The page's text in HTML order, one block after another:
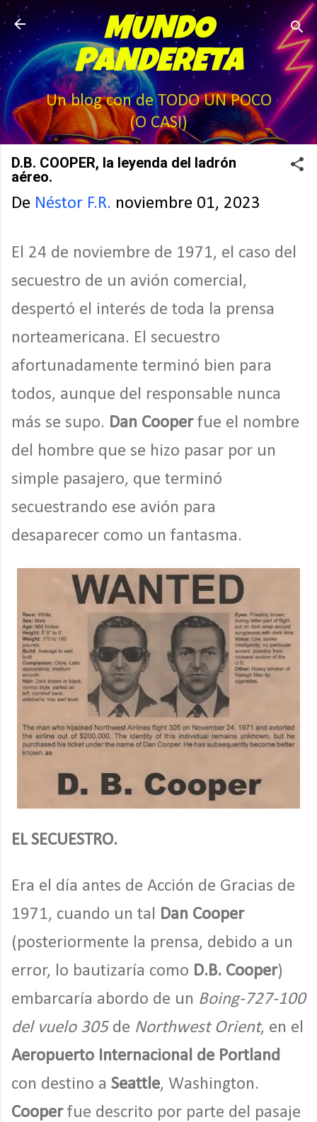
Ir al contenido principal
MUNDO
PANDERETA
Un blog con de TODO UN POCO
(O CASI)
D.B. COOPER, la leyenda del ladrón
aéreo.
De Néstor F.R. noviembre 01, 2023
El 24 de noviembre de 1971, el caso del
secuestro de un avión comercial,
despertó el interés de toda la prensa
norteamericana. El secuestro
afortunadamente terminó bien para
todos, aunque del responsable nunca
más se supo. Dan Cooperfue el nombre
del hombre que se hizo pasar por un
simple pasajero, que terminó
secuestrando ese avión para
desaparecer como un fantasma.
EL SECUESTRO.
Era el día antes de Acción de Gracias de
1971, cuando un tal Dan Cooper
(posteriormente la prensa, debido a un
error, lo bautizaría como D.B. Cooper)
embarcaría abordo de un Boing-727-100
del vuelo 305de Northwest Orient, en el
Aeropuerto Internacional de Portland
con destino a Seattle, Washington.
Cooperfue descrito por parte del pasaje